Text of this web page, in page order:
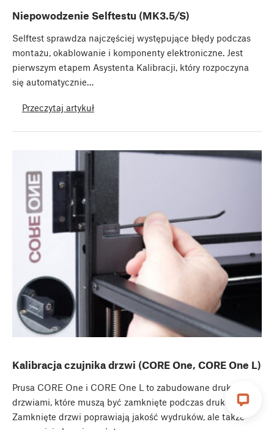
Niepowodzenie Selftestu (MK3.5/S)
Selftest sprawdza najczęściej występujące błędy podczas
montażu, okablowanie i komponenty elektroniczne. Jest
pierwszym etapem Asystenta Kalibracji, który rozpoczyna
się automatycznie…
Przeczytaj artykuł
Kalibracja czujnika drzwi (CORE One, CORE One L)
Prusa CORE One i CORE One L to zabudowane drukarki z
drzwiami, które muszą być zamknięte podczas drukowania.
Zamknięte drzwi poprawiają jakość wydruków, ale także